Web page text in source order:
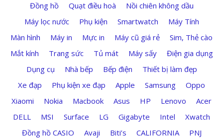
Đồng hồ
Quạt điều hoà
Nồi chiên không dầu
Máy lọc nước
Phụ kiện Smartwatch
Máy Tính
Màn hình
Máy in Mực in Máy cũ giá rẻ
Sim, Thẻ cào
Mắt kính
Trang sức Tủ mát Máy sấy
Điện gia dụng
Dụng cụ
Nhà bếp Bếp điện
Thiết bị làm đẹp
Xe đạp
Phụ kiện xe đạp Apple Samsung
Oppo
Xiaomi
Nokia Macbook Asus HP Lenovo
Acer
DELL
MSI Surface LG Gigabyte Intel
Xwatch
Đồng hồ CASIO
Avaji Biti’s CALIFORNIA
PNJ